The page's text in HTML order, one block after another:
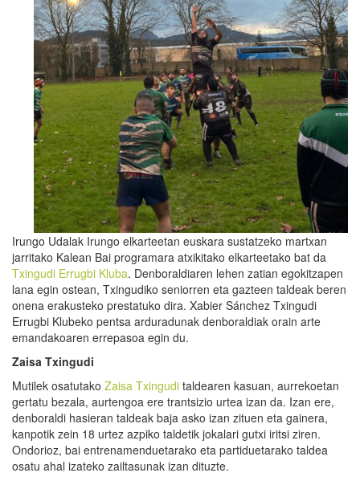
Irungo Udalak Irungo elkarteetan euskara sustatzeko martxan
jarritako Kalean Bai programara atxikitako elkarteetako bat da
Txingudi Errugbi Kluba. Denboraldiaren lehen zatian egokitzapen
lana egin ostean, Txingudiko seniorren eta gazteen taldeak beren
onena erakusteko prestatuko dira. Xabier Sánchez Txingudi
Errugbi Klubeko pentsa arduradunak denboraldiak orain arte
emandakoaren errepasoa egin du.
Zaisa Txingudi
Mutilek osatutako Zaisa Txingudi taldearen kasuan, aurrekoetan
gertatu bezala, aurtengoa ere trantsizio urtea izan da. Izan ere,
denboraldi hasieran taldeak baja asko izan zituen eta gainera,
kanpotik zein 18 urtez azpiko taldetik jokalari gutxi iritsi ziren.
Ondorioz, bai entrenamenduetarako eta partiduetarako taldea
osatu ahal izateko zailtasunak izan dituzte.